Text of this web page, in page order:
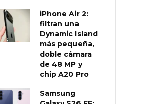
iPhone Air 2:
filtran una
Dynamic Island
más pequeña,
doble cámara
de 48 MP y
chip A20 Pro
Samsung